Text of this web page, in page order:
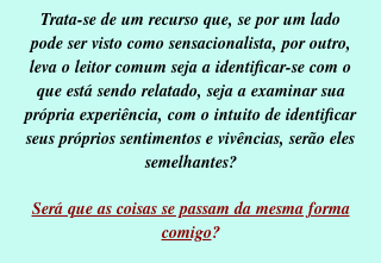
Trata-se de um recurso que, se por um lado
pode ser visto como sensacionalista, por outro,
leva o leitor comum seja a identificar-se com o
que está sendo relatado, seja a examinar sua
própria experiência, com o intuito de identificar
seus próprios sentimentos e vivências, serão eles
semelhantes?
Será que as coisas se passam da mesma forma
comigo?